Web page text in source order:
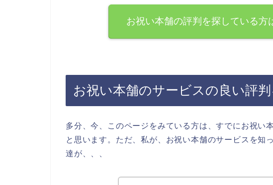
お祝い本舗の評判を探している方
お祝い本舗のサービスの良い評
多分、今、このページをみている方は、すでにお祝い
と思います。ただ、私が、お祝い本舗のサービスを知
達が、、、